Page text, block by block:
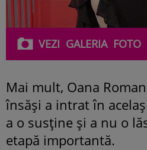
VEZI GALERIAFOTO
Mai mult, Oana
însăși a intrat în
a o susține și a nu o
etapă importantă.